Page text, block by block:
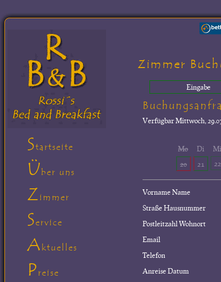
Zimmer
Eingabe
VerfügbarMittwoch,
Mo
20
Di
21
22
Vorname Name
Straße Hausnummer
Postleitzahl Wohnort
Email
Telefon
Anreise Datum
Startseite
Über uns
Zimmer
Service
Aktuelles
Preise